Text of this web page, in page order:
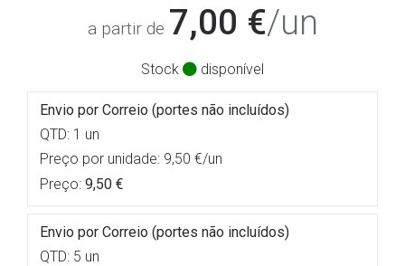
a partir de 7,00 €/un
Stock disponível
Envio por Correio (portes não incluídos)
QTD: 1 un
Preço por unidade: 9,50 €/un
Preço: 9,50 €
Envio por Correio (portes não incluídos)
QTD: 5 un